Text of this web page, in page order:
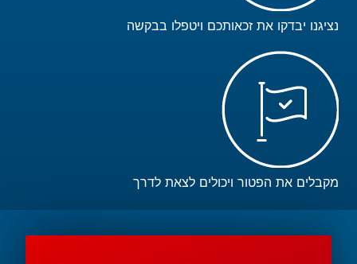
נציגנו יבדקו את זכאותכם ויטפלו בבקשה
מקבלים את הפטור ויכולים לצאת לדרך